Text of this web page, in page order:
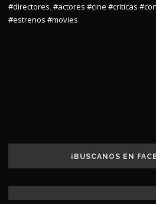
#directores,#actores #cine #criticas
#estrenos #movies
¡BUSCANOS EN